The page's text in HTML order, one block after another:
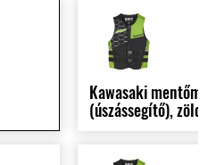
Kawasaki
(úszássegítő), zöld